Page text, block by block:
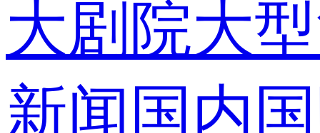
录
大剧院大
新闻 国内